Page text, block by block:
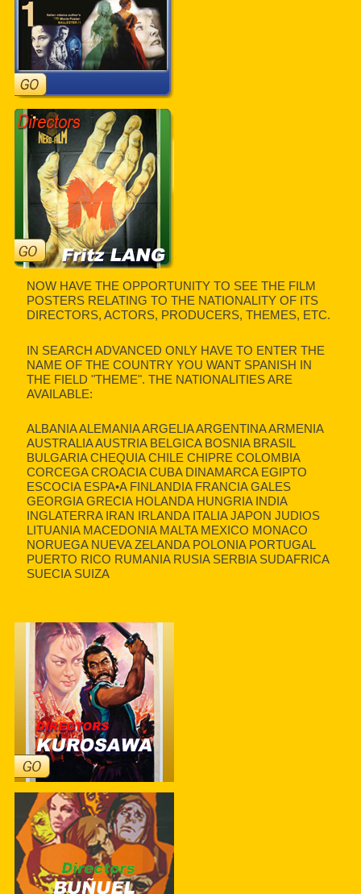
NOW HAVE THE OPPORTUNITY TO SEE THE FILM
POSTERS RELATING TO THE NATIONALITY OF ITS
DIRECTORS, ACTORS, PRODUCERS, THEMES, ETC.
IN SEARCH ADVANCED ONLY HAVE TO ENTER THE
NAME OF THE COUNTRY YOU WANT SPANISH IN
THE FIELD "THEME". THE NATIONALITIES ARE
AVAILABLE:
ALBANIA ALEMANIA ARGELIA ARGENTINA ARMENIA
AUSTRALIA AUSTRIA BELGICA BOSNIA BRASIL
BULGARIA CHEQUIA CHILE CHIPRE COLOMBIA
CORCEGA CROACIA CUBA DINAMARCA EGIPTO
ESCOCIA ESPA•A FINLANDIA FRANCIA GALES
GEORGIA GRECIA HOLANDA HUNGRIA INDIA
INGLATERRA IRAN IRLANDA ITALIA JAPON JUDIOS
LITUANIA MACEDONIA MALTA MEXICO MONACO
NORUEGA NUEVA ZELANDA POLONIA PORTUGAL
PUERTO RICO RUMANIA RUSIA SERBIA SUDAFRICA
SUECIA SUIZA